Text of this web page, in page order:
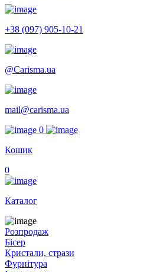
+38 (097) 905-10-21
@Carisma.ua
mail@carisma.ua
0
Кошик
0
Каталог
Розпродаж
Бісер
Кристали, стрази
Фурнітура